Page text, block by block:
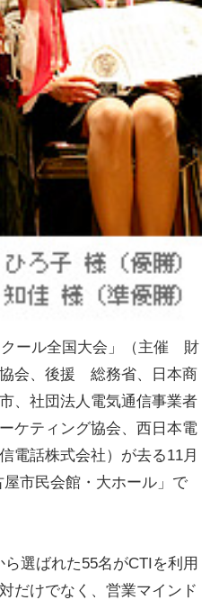
ール全国大会」（主催 財
会、後援 総務省、日本商
、社団法人電気通信事業者
ケティング協会、西日本電
電話株式会社）が去る11月
市民会館・大ホール」で
選ばれた55名がCTIを利用
だけでなく、営業マインド